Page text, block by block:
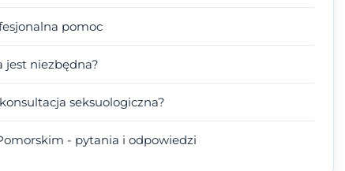
pomoc
jest niezbędna?
seksuologiczna?
- pytania i odpowiedzi